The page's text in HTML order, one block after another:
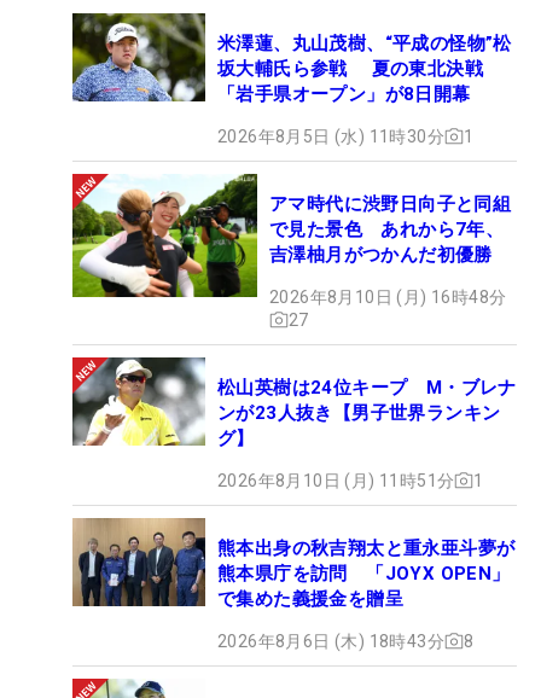
米澤蓮、丸山茂樹、“平成の怪物”松
坂大輔氏ら参戦 夏の東北決戦
「岩手県オープン」が8日開幕
2026年8月5日 (水) 11時30分 1
アマ時代に渋野日向子と同組
で見た景色 あれから7年、
吉澤柚月がつかんだ初優勝
2026年8月10日 (月) 16時48分
27
松山英樹は24位キープ M・ブレナ
ンが23人抜き【男子世界ランキン
グ】
2026年8月10日 (月) 11時51分 1
熊本出身の秋吉翔太と重永亜斗夢が
熊本県庁を訪問 「JOYX OPEN」
で集めた義援金を贈呈
2026年8月6日 (木) 18時43分 8